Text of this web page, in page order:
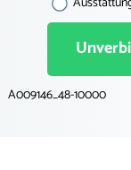
A009146_48-10000